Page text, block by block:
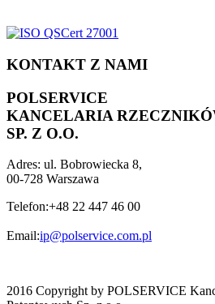
KONTAKT Z NAMI
POLSERVICE
KANCELARIA
SP. Z O.O.
Adres: ul. Bobrowiecka 8,
00-728 Warszawa
Telefon:+48 22 447 46 00
Email:ip@polservice.com.pl
2016 Copyright by POLSERVICE